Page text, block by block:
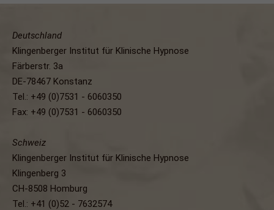
Deutschland
Klingenberger Institut für Klinische Hypnose
Färberstr. 3a
DE-78467 Konstanz
Tel.: +49 (0)7531 - 6060350
Fax: +49 (0)7531 - 6060350
Schweiz
Klingenberger Institut für Klinische Hypnose
Klingenberg 3
CH-8508 Homburg
Tel.: +41 (0)52 - 7632574